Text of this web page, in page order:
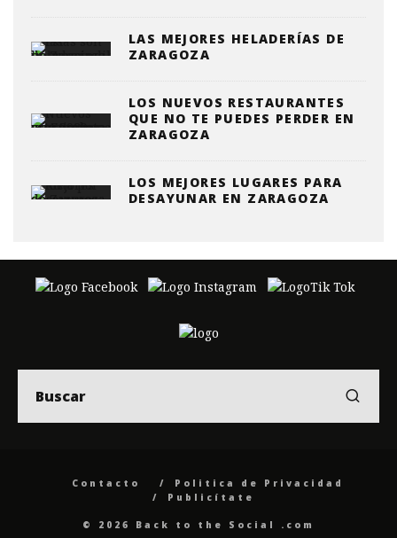
LAS MEJORES HELADERÍAS DE
ZARAGOZA
LOS NUEVOS RESTAURANTES
QUE NO TE PUEDES PERDER EN
ZARAGOZA
LOS MEJORES LUGARES PARA
DESAYUNAR EN ZARAGOZA
Contacto
Politica de Privacidad
Publicítate
© 2026 Back to the Social .com